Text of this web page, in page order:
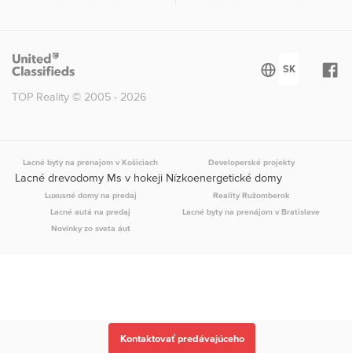
TOP Reality © 2005 - 2026
Lacné byty na prenajom v Košiciach Developerské projekty
Lacné drevodomy Ms v hokeji Nízkoenergetické domy
Luxusné domy na predaj
Reality Ružomberok
Lacné autá na predaj
Lacné byty na prenájom v Bratislave
Novinky zo sveta áut